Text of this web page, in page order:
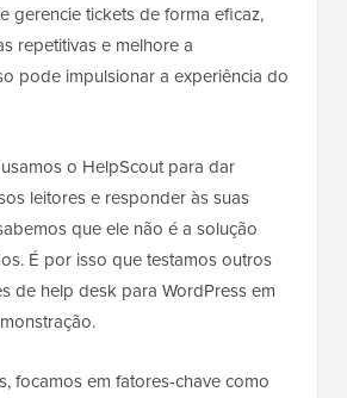
gerencie tickets de forma eficaz,
repetitivas e melhore a
pode impulsionar a experiência do
o HelpScout para dar
leitores e responder às suas
que ele não é a solução
É por isso que testamos outros
de help desk para WordPress em
focamos em fatores-chave como